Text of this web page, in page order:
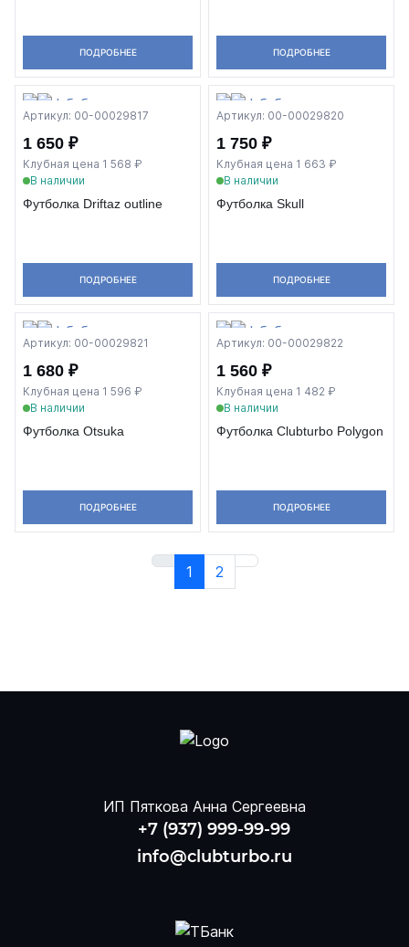
ПОДРОБНЕЕ ПОДРОБНЕЕ
Артикул: 00-00029817
1 650 ₽
Клубная цена 1 568 ₽
В наличии
Футболка Driftaz outline
ПОДРОБНЕЕ
Артикул: 00-00029820
1 750 ₽
Клубная цена 1 663 ₽
В наличии
Футболка Skull
ПОДРОБНЕЕ
Артикул: 00-00029821
1 680 ₽
Клубная цена 1 596 ₽
В наличии
Футболка Otsuka
ПОДРОБНЕЕ
Артикул: 00-00029822
1 560 ₽
Клубная цена 1 482 ₽
В наличии
Футболка Clubturbo Polygon
ПОДРОБНЕЕ
1 2
ИП Пяткова Анна Сергеевна
+7 (937) 999-99-99
info@clubturbo.ru